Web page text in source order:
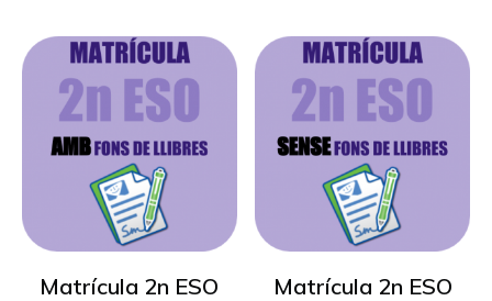
Matrícula 2n ESO
Matrícula 2n ESO